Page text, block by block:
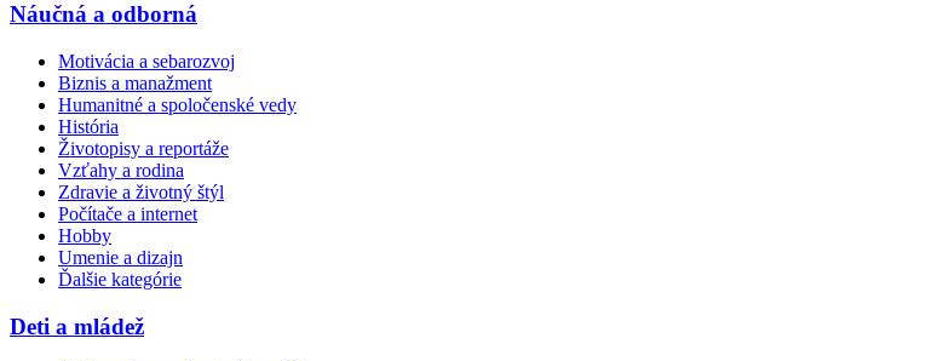
Náučná a odborná
Motivácia a sebarozvoj
Biznis a manažment
Humanitné a spoločenské vedy
História
Životopisy a reportáže
Vzťahy a rodina
Zdravie a životný štýl
Počítače a internet
Hobby
Umenie a dizajn
Ďalšie kategórie
Deti a mládež